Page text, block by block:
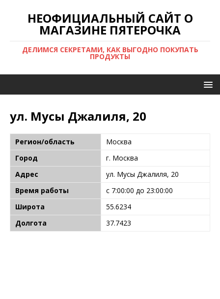
НЕОФИЦИАЛЬНЫЙ САЙТ О
МАГАЗИНЕ ПЯТЕРОЧКА
ДЕЛИМСЯ СЕКРЕТАМИ, КАК ВЫГОДНО ПОКУПАТЬ
ПРОДУКТЫ
ул. Мусы Джалиля, 20
Регион/область
Москва
Город
г. Москва
Адрес
ул. Мусы Джалиля, 20
Время работы
с 7:00:00 до 23:00:00
Широта
55.6234
Долгота
37.7423